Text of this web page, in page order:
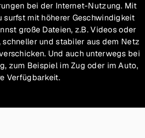
bei der Internet-Nutzung. Mit
surfst mit höherer Geschwindigkeit
große Dateien, z.B. Videos oder
schneller und stabiler aus dem Netz
Und auch unterwegs bei
zum Beispiel im Zug oder im Auto,
Verfügbarkeit.